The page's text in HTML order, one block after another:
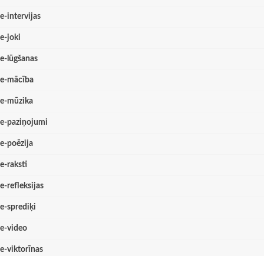
e-intervijas
e-joki
e-lūgšanas
e-mācība
e-mūzika
e-paziņojumi
e-poēzija
e-raksti
e-refleksijas
e-sprediķi
e-video
e-viktorīnas